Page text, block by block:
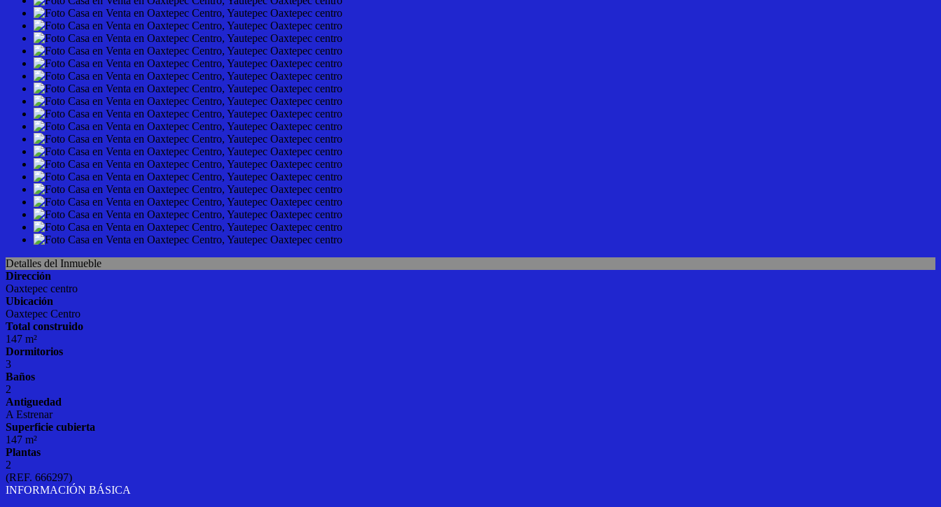
Detalles del Inmueble
Dirección
Oaxtepec centro
Ubicación
Oaxtepec Centro
Total construido
147 m²
Dormitorios
3
Baños
2
Antiguedad
A Estrenar
Superficie cubierta
147 m²
Plantas
2
(REF. 666297)
INFORMACIÓN BÁSICA